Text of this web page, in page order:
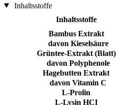
Inhaltsstoffe
Inhaltsstoffe
Bambus Extrakt
davon Kieselsäure
Grüntee-Extrakt (Blatt)
davon Polyphenole
Hagebutten Extrakt
davon Vitamin C
L-Prolin
L-Lysin HCI